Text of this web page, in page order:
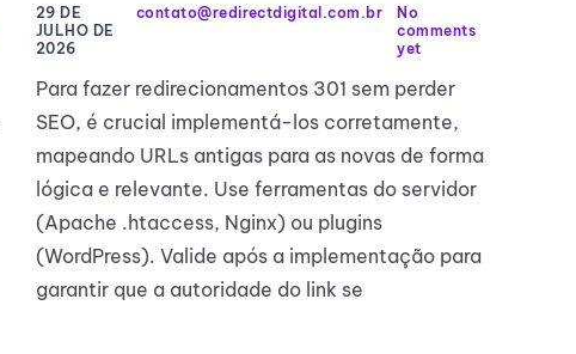
29 DE
JULHO DE
2026
contato@redirectdigital.com.br
No
comments
yet
Para fazer redirecionamentos 301 sem perder
SEO, é crucial implementá-los corretamente,
mapeando URLs antigas para as novas de forma
lógica e relevante. Use ferramentas do servidor
(Apache .htaccess, Nginx) ou plugins
(WordPress). Valide após a implementação para
garantir que a autoridade do link se